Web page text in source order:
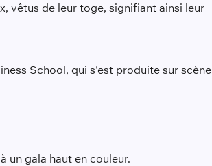
vêtus de leur toge, signifiant ainsi leur
School, qui s'est produite sur scène
un gala haut en couleur.